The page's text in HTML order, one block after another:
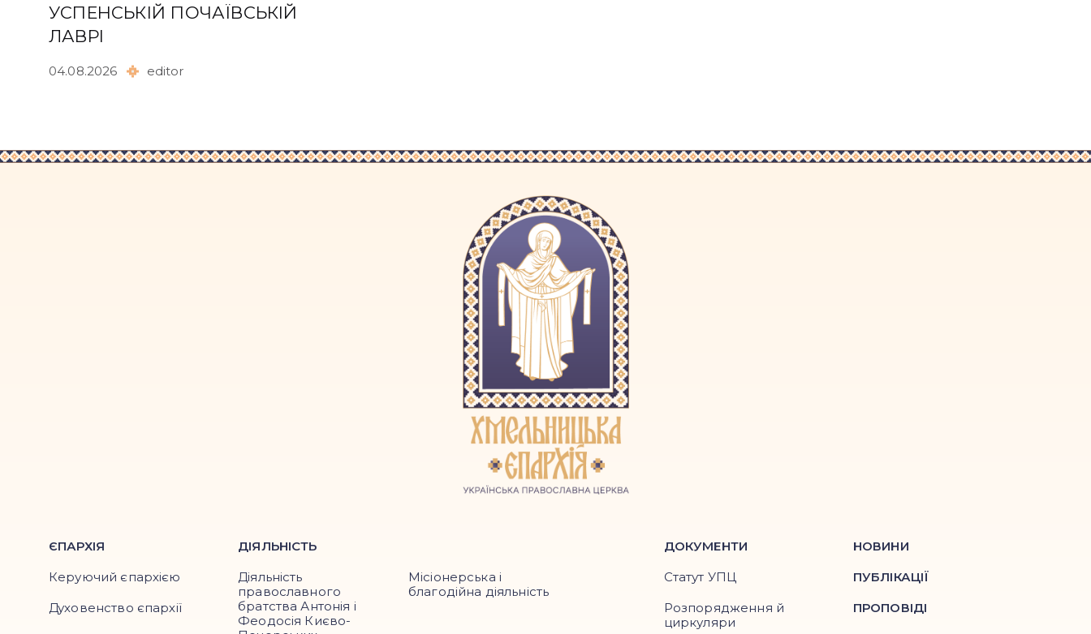
УСПЕНСЬКІЙ ПОЧАЇВСЬКІЙ
ЛАВРІ
04.08.2026 editor
ЄПАРХІЯ
Керуючий єпархією
Духовенство єпархії
ДІЯЛЬНІСТЬ
Діяльність
православного
братства Антонія і
Феодосія Києво-
Місіонерська і
благодійна діяльність
ДОКУМЕНТИ
Статут УПЦ
Розпорядження й
циркуляри
НОВИНИ
ПУБЛІКАЦІЇ
ПРОПОВІДІ